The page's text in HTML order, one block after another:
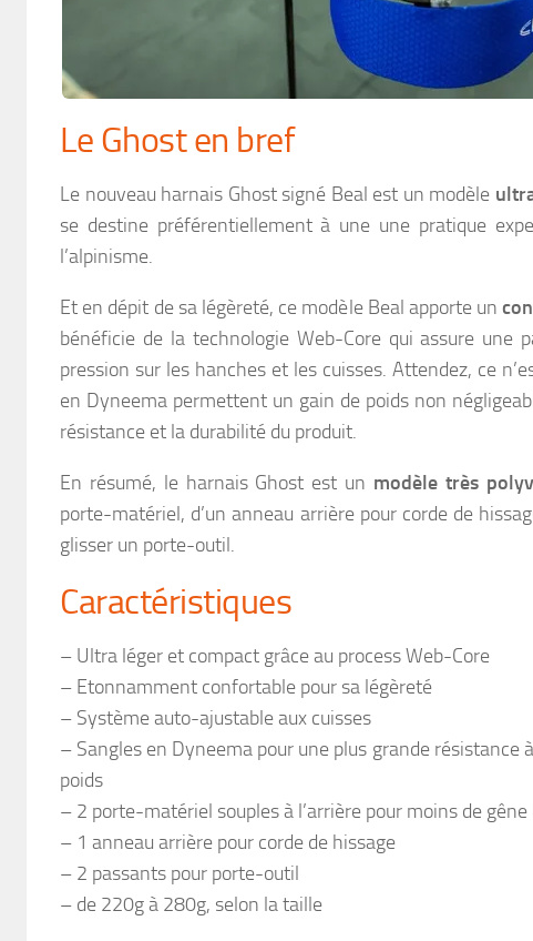
Le Ghost en bref
Le nouveau harnais Ghost signé Beal est un modèle
se destine préférentiellement à une une pratique
l’alpinisme.
Et en dépit de sa légèreté, ce modèle Beal apporte un
bénéficie de la technologie Web-Core qui assure une
pression sur les hanches et les cuisses. Attendez, ce
en Dyneema permettent un gain de poids non
résistance et la durabilité du produit.
En résumé, le harnais Ghost est un modèle très
porte-matériel, d’un anneau arrière pour corde de
glisser un porte-outil.
Caractéristiques
– Ultra léger et compact grâce au process Web-Core
– Etonnamment confortable pour sa légèreté
– Système auto-ajustable aux cuisses
– Sangles en Dyneema pour une plus grande résistance
poids
– 2 porte-matériel souples à l’arrière pour moins de gêne
– 1 anneau arrière pour corde de hissage
– 2 passants pour porte-outil
– de 220g à 280g, selon la taille